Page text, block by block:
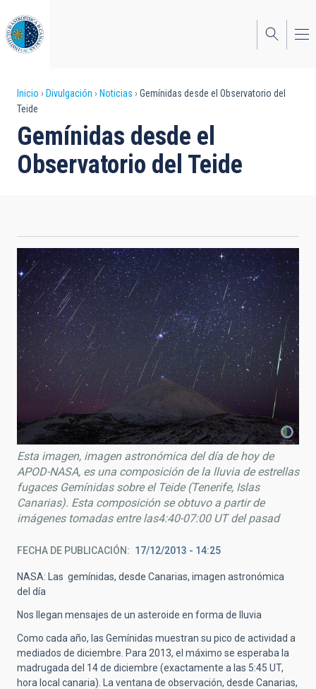
al
contenido
principal
Sobrescribir
enlaces
de
ayuda
navegación
Inicio Divulgación Noticias
Gemínidas desde el Observatorio del
Teide
Gemínidas desde el
Observatorio del Teide
Esta imagen, imagen astronómica del día de hoy de
APOD-NASA, es una composición de la lluvia de estrellas
fugaces Gemínidas sobre el Teide (Tenerife, Islas
Canarias). Esta composición se obtuvo a partir de
imágenes tomadas entre las4:40-07:00 UT del pasad
FECHA DE PUBLICACIÓN 17/12/2013 - 14:25
NASA: Las gemínidas, desde Canarias, imagen astronómica
del día
Nos llegan mensajes de un asteroide en forma de lluvia
Como cada año, las Gemínidas muestran su pico de actividad a
mediados de diciembre. Para 2013, el máximo se esperaba la
madrugada del 14 de diciembre (exactamente a las 5:45 UT,
hora local canaria). La ventana de observación, desde Canarias,